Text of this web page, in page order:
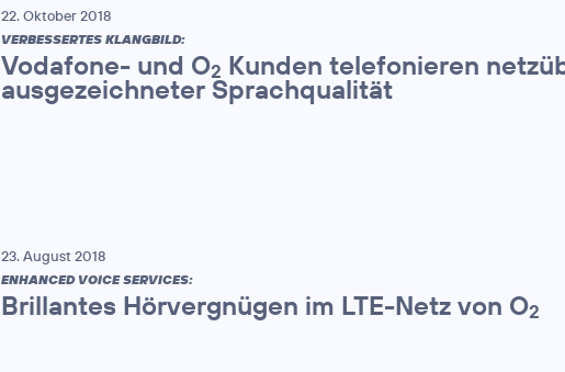
22. Oktober 2018
VERBESSERTES KLANGBILD:
Vodafone- und O2 Kunden telefonieren
ausgezeichneter Sprachqualität
23. August 2018
ENHANCED VOICE SERVICES:
Brillantes Hörvergnügen im LTE-Netz von O2